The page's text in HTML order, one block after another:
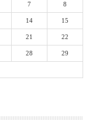
7 8
14 15
21 22
28 29